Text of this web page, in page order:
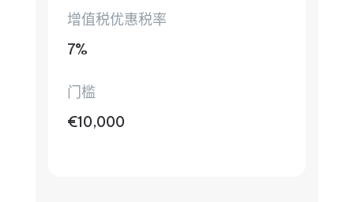
增值税优惠税率
7%
门槛
€10,000